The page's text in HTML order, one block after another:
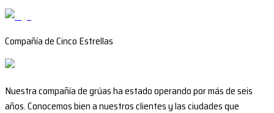
Compañía de Cinco Estrellas
Nuestra compañía de grúas ha estado operando por más de seis
años. Conocemos bien a nuestros clientes y las ciudades que